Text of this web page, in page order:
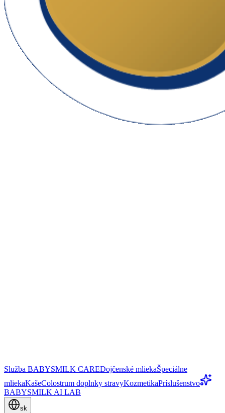
Služba BABYSMILK CAREDojčenské mliekaŠpeciálne
mliekaKašeColostrum doplnky stravyKozmetikaPríslušenstvo
BABYSMILK AI LAB
sk